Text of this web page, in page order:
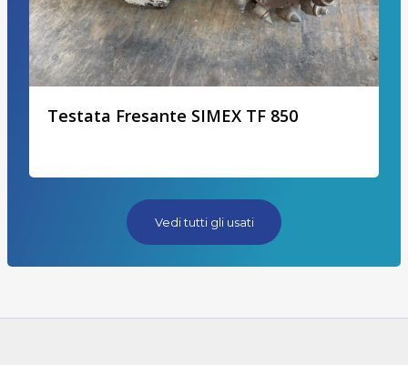
Testata Fresante SIMEX TF 850
Vedi tutti gli usati